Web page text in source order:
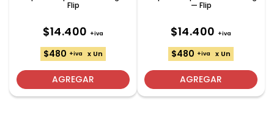
Flip
$14.400 +iva
$480 +iva x Un
AGREGAR
— Flip
$14.400 +iva
$480 +iva x Un
AGREGAR